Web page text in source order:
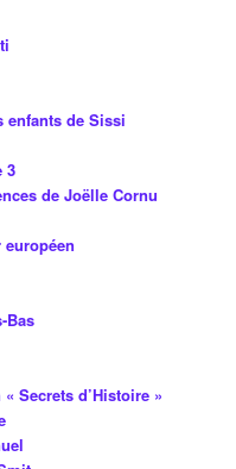
enfants de Sissi
3
de Joëlle Cornu
Bas
Secrets d’Histoire »